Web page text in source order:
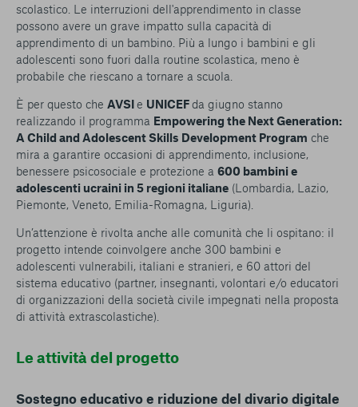
scolastico. Le interruzioni dell'apprendimento in classe
possono avere un grave impatto sulla capacità di
apprendimento di un bambino. Più a lungo i bambini e gli
adolescenti sono fuori dalla routine scolastica, meno è
probabile che riescano a tornare a scuola.
È per questo che AVSIe UNICEFda giugno stanno
realizzando il programma Empowering the Next Generation:
A Child and Adolescent Skills Development Program che
mira a garantire occasioni di apprendimento, inclusione,
benessere psicosociale e protezione a 600 bambini e
adolescenti ucraini in 5 regioni italiane (Lombardia, Lazio,
Piemonte, Veneto, Emilia-Romagna, Liguria).
Un’attenzione è rivolta anche alle comunità che li ospitano: il
progetto intende coinvolgere anche 300 bambini e
adolescenti vulnerabili, italiani e stranieri, e 60 attori del
sistema educativo (partner, insegnanti, volontari e/o educatori
di organizzazioni della società civile impegnati nella proposta
di attività extrascolastiche).
Le attività del progetto
Sostegno educativo e riduzione del divario digitale